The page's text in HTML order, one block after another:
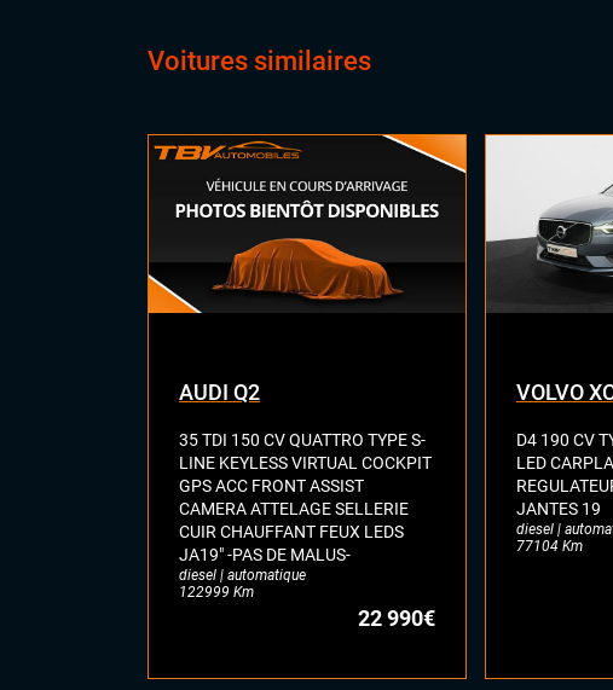
Avertisseur
Avertisseur
lignes
Caméra 360
DCC
Détection de
Front assist
Park Assist
Radars de
arrière
Rear Trafic
Régulateur
Voitures similaires
AUDI Q2
35 TDI 150 CV QUATTRO TYPE S-
LINE KEYLESS VIRTUAL COCKPIT
GPS ACC FRONT ASSIST
CAMERA ATTELAGE SELLERIE
CUIR CHAUFFANT FEUX LEDS
JA19" -PAS DE MALUS-
diesel | automatique
122999 Km
22 990€
VOLVO
D4 190 CV
LED
JANTES 19
diesel |
77104 Km